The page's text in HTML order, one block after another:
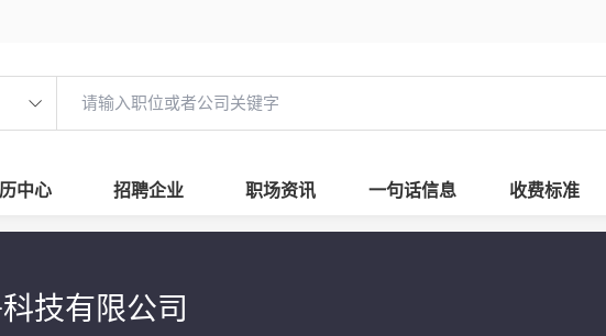
中心 招聘企业 职场资讯 一句话信息 收费标准
技有限公司